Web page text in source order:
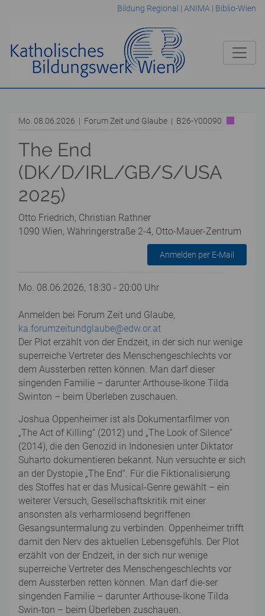
Bildung Regional | ANIMA | Biblio-Wien
Mo. 08.06.2026 | Forum Zeit und Glaube | B26-Y00090
The End
(DK/D/IRL/GB/S/USA
2025)
Otto Friedrich, Christian Rathner
1090 Wien, Währingerstraße 2-4, Otto-Mauer-Zentrum
Anmelden per E-Mail
Mo. 08.06.2026, 18:30 - 20:00 Uhr
Anmelden bei Forum Zeit und Glaube,
ka.forumzeitundglaube@edw.or.at
Der Plot erzählt von der Endzeit, in der sich nur wenige
superreiche Vertreter des Menschengeschlechts vor
dem Aussterben retten können. Man darf dieser
singenden Familie – darunter Arthouse-Ikone Tilda
Swinton – beim Überleben zuschauen.
Joshua Oppenheimer ist als Dokumentarfilmer von
„The Act of Killing“ (2012) und „The Look of Silence“
(2014), die den Genozid in Indonesien unter Diktator
Suharto dokumentieren bekannt. Nun versuchte er sich
an der Dystopie „The End“. Für die Fiktionalisierung
des Stoffes hat er das Musical-Genre gewählt – ein
weiterer Versuch, Gesellschaftskritik mit einer
ansonsten als verharmlosend begriffenen
Gesangsuntermalung zu verbinden. Oppenheimer trifft
damit den Nerv des aktuellen Lebensgefühls. Der Plot
erzählt von der Endzeit, in der sich nur wenige
superreiche Vertreter des Menschengeschlechts vor
dem Aussterben retten können. Man darf die-ser
singenden Familie – darunter Arthouse-Ikone Tilda
Swin-ton – beim Überleben zuschauen.